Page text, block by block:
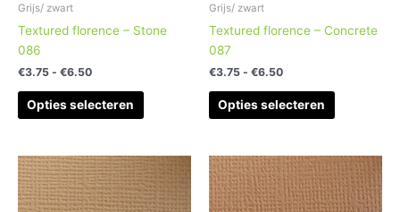
Grijs/ zwart
Textured florence – Stone
086
€3.75 - €6.50
Opties selecteren
op
Grijs/ zwart
Textured florence – Concrete
087
€3.75 - €6.50
Opties selecteren
Prijsklasse:
€3.75
tot
€6.50
Dit
product
heeft
Prijsklasse:
€3.75
tot
€6.50
Dit
product
heeft